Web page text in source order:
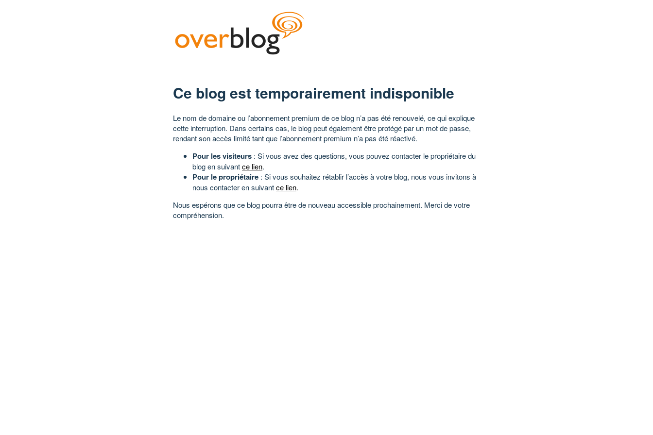
Ce blog est temporairement indisponible
Le nom de domaine ou l’abonnement premium de ce blog n’a pas été renouvelé, ce qui explique
cette interruption. Dans certains cas, le blog peut également être protégé par un mot de passe,
rendant son accès limité tant que l’abonnement premium n’a pas été réactivé.
Pour les visiteurs : Si vous avez des questions, vous pouvez contacter le propriétaire du
blog en suivantce lien.
Pour le propriétaire : Si vous souhaitez rétablir l’accès à votre blog, nous vous invitons à
nous contacter en suivantce lien.
Nous espérons que ce blog pourra être de nouveau accessible prochainement. Merci de votre
compréhension.